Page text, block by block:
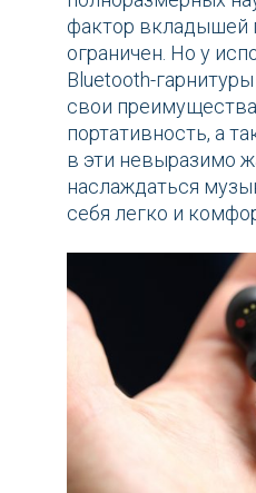
фактор вкладышей
ограничен. Но у
Bluetooth-
свои
портативность, а
в эти невыразимо
наслаждаться
себя легко и